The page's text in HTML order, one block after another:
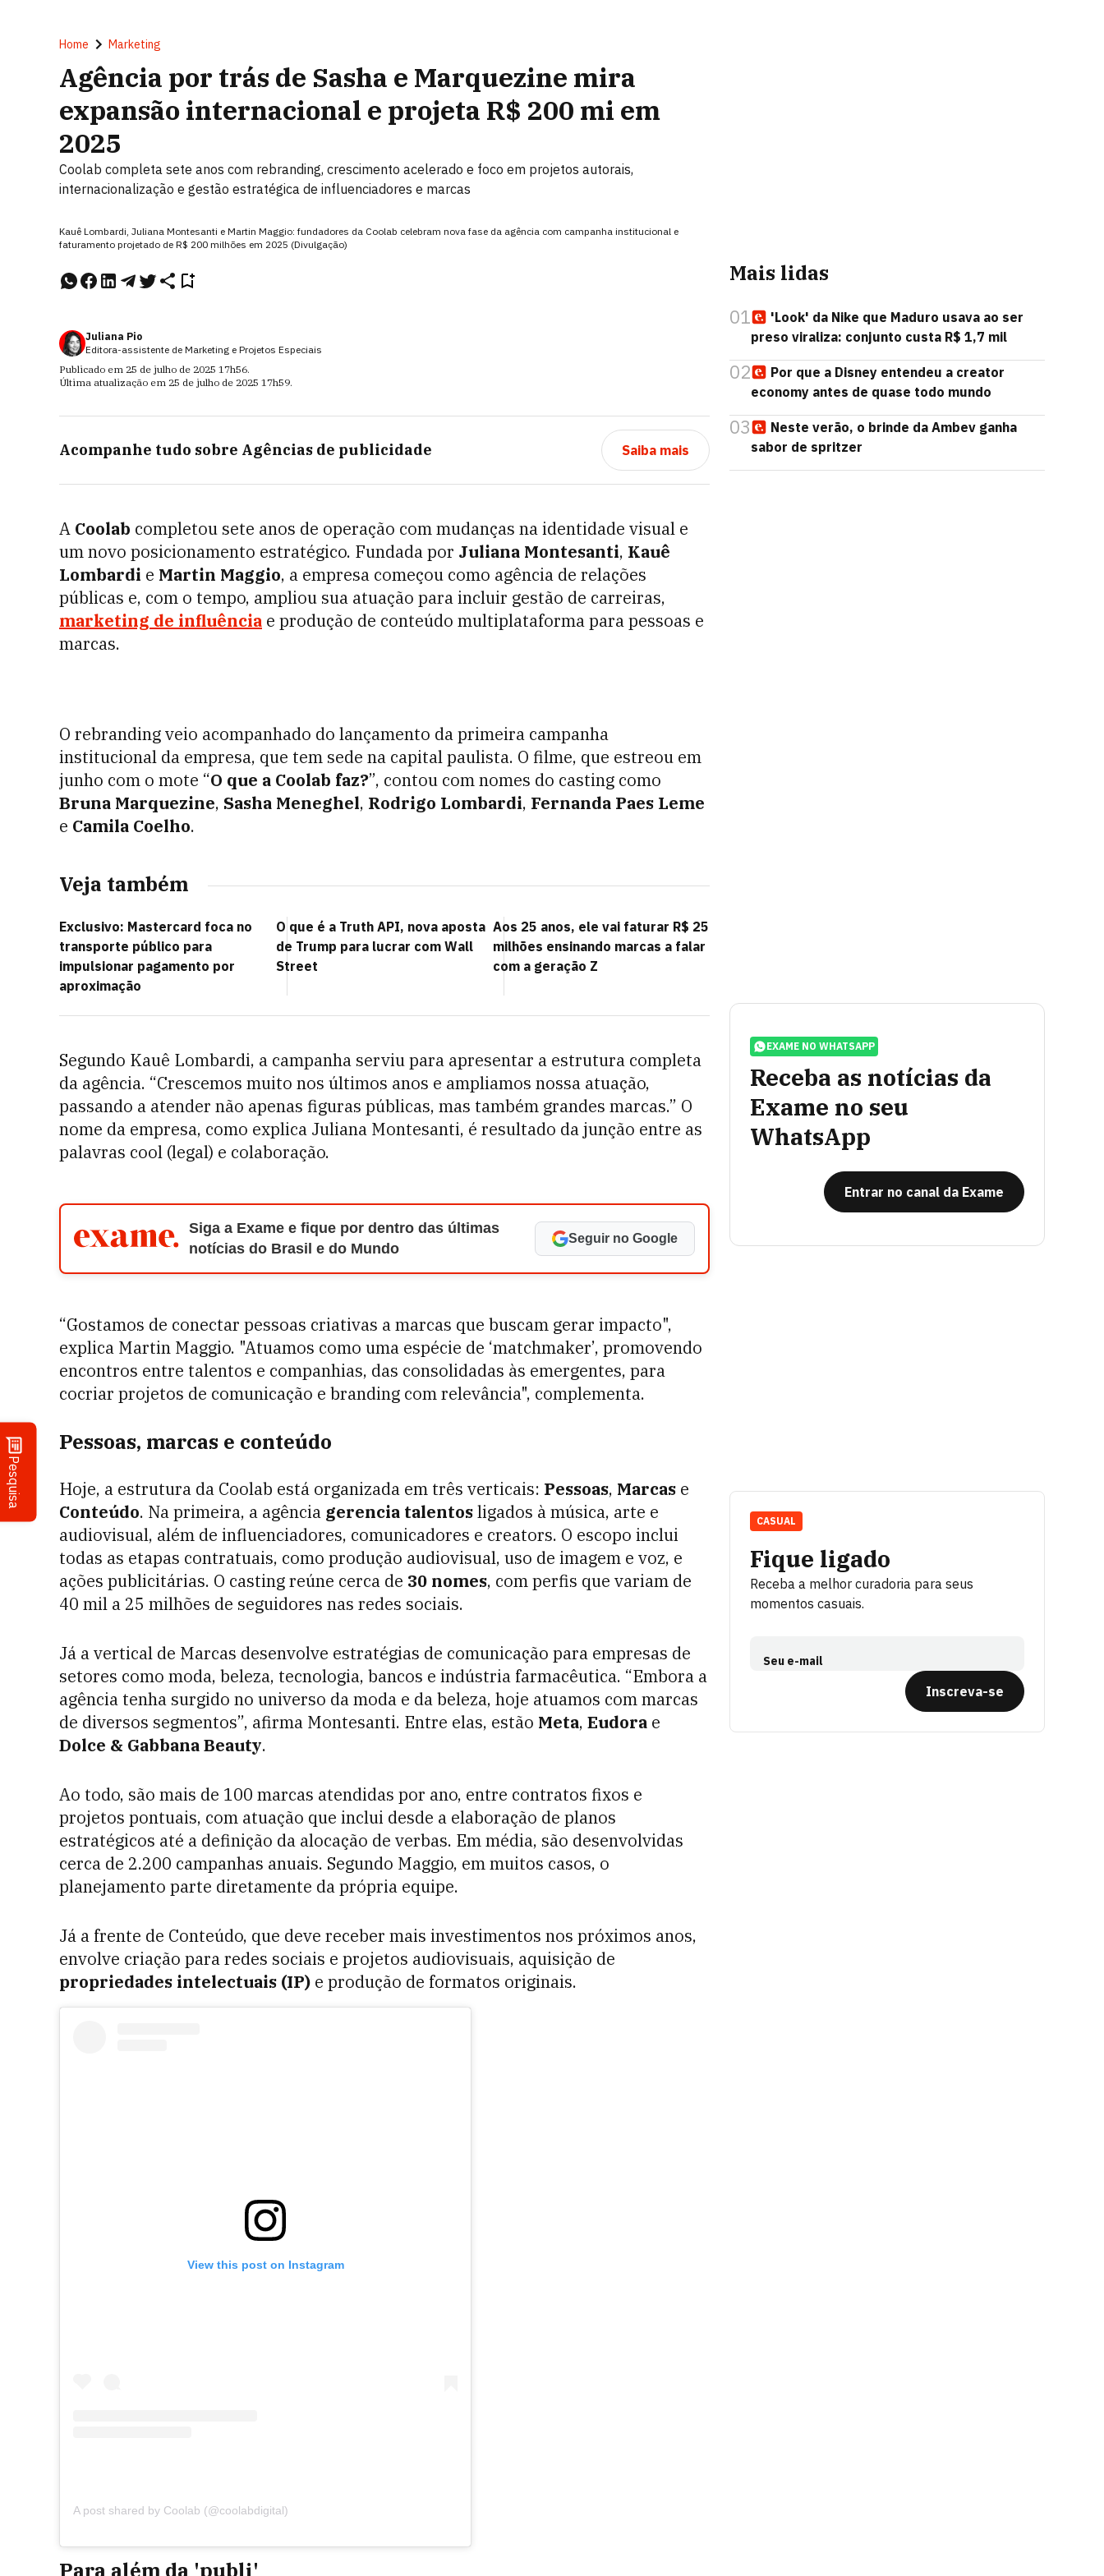
Pesquisa
Home Marketing
Agência por trás de Sasha e Marquezine mira
expansão internacional e projeta R$ 200 mi em
2025
Coolab completa sete anos com rebranding, crescimento acelerado e foco em projetos autorais,
internacionalização e gestão estratégica de influenciadores e marcas
Kauê Lombardi, Juliana Montesanti e Martin Maggio: fundadores da Coolab celebram nova fase da agência com campanha institucional e
faturamento projetado de R$ 200 milhões em 2025 (Divulgação)
Juliana Pio
Editora-assistente de Marketing e Projetos Especiais
Publicado em 25 de julho de 2025 17h56.
Última atualização em 25 de julho de 2025 17h59.
Acompanhe tudo sobre Agências de publicidade Saiba mais
A Coolab completou sete anos de operação com mudanças na identidade visual e
um novo posicionamento estratégico. Fundada por Juliana Montesanti, Kauê
Lombardi e Martin Maggio, a empresa começou como agência de relações
públicas e, com o tempo, ampliou sua atuação para incluir gestão de carreiras,
marketing de influência e produção de conteúdo multiplataforma para pessoas e
marcas.
O rebranding veio acompanhado do lançamento da primeira campanha
institucional da empresa, que tem sede na capital paulista. O filme, que estreou em
junho com o mote “O que a Coolab faz?”, contou com nomes do casting como
Bruna Marquezine, Sasha Meneghel, Rodrigo Lombardi, Fernanda Paes Leme
e Camila Coelho.
Veja também
Exclusivo: Mastercard foca no
transporte público para
impulsionar pagamento por
aproximação
O que é a Truth API, nova aposta
de Trump para lucrar com Wall
Street
Aos 25 anos, ele vai faturar R$ 25
milhões ensinando marcas a falar
com a geração Z
Segundo Kauê Lombardi, a campanha serviu para apresentar a estrutura completa
da agência. “Crescemos muito nos últimos anos e ampliamos nossa atuação,
passando a atender não apenas figuras públicas, mas também grandes marcas.” O
nome da empresa, como explica Juliana Montesanti, é resultado da junção entre as
palavras cool (legal) e colaboração.
Siga a Exame e fique por dentro das últimas
notícias do Brasil e do Mundo
Seguir no Google
“Gostamos de conectar pessoas criativas a marcas que buscam gerar impacto",
explica Martin Maggio. "Atuamos como uma espécie de ‘matchmaker’, promovendo
encontros entre talentos e companhias, das consolidadas às emergentes, para
cocriar projetos de comunicação e branding com relevância", complementa.
Pessoas, marcas e conteúdo
Hoje, a estrutura da Coolab está organizada em três verticais: Pessoas, Marcas e
Conteúdo. Na primeira, a agência gerencia talentosligados à música, arte e
audiovisual, além de influenciadores, comunicadores e creators. O escopo inclui
todas as etapas contratuais, como produção audiovisual, uso de imagem e voz, e
ações publicitárias. O casting reúne cerca de 30 nomes, com perfis que variam de
40 mil a 25 milhões de seguidores nas redes sociais.
Já a vertical de Marcas desenvolve estratégias de comunicação para empresas de
setores como moda, beleza, tecnologia, bancos e indústria farmacêutica. “Embora a
agência tenha surgido no universo da moda e da beleza, hoje atuamos com marcas
de diversos segmentos”, afirma Montesanti. Entre elas, estão Meta, Eudora e
Dolce & Gabbana Beauty.
Ao todo, são mais de 100 marcas atendidas por ano, entre contratos fixos e
projetos pontuais, com atuação que inclui desde a elaboração de planos
estratégicos até a definição da alocação de verbas. Em média, são desenvolvidas
cerca de 2.200 campanhas anuais. Segundo Maggio, em muitos casos, o
planejamento parte diretamente da própria equipe.
Já a frente de Conteúdo, que deve receber mais investimentos nos próximos anos,
envolve criação para redes sociais e projetos audiovisuais, aquisição de
propriedades intelectuais (IP) e produção de formatos originais.
View this post on Instagram
A post shared by Coolab (@coolabdigital)
Para além da 'publi'
Mais lidas
01
'Look' da Nike que Maduro usava ao ser
preso viraliza: conjunto custa R$ 1,7 mil
02
Por que a Disney entendeu a creator
economy antes de quase todo mundo
03
Neste verão, o brinde da Ambev ganha
sabor de spritzer
EXAME NO WHATSAPP
Receba as notícias da
Exame no seu
WhatsApp
Entrar no canal da Exame
Fique ligado
Receba a melhor curadoria para seus
momentos casuais.
Seu e-mail
Inscreva-se
CASUAL